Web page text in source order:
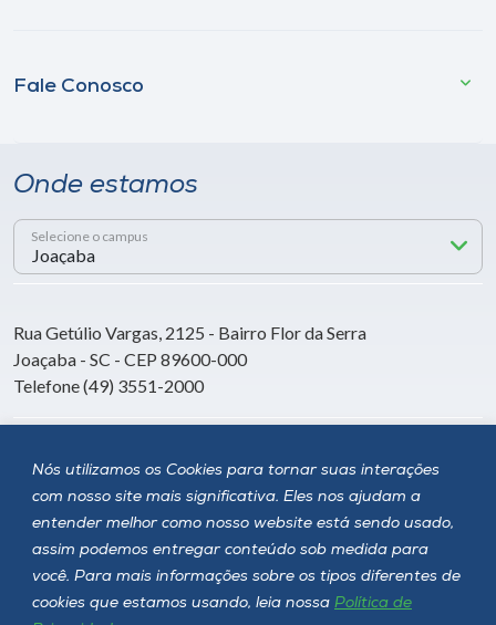
Nós utilizamos os Cookies para tornar suas interações
com nosso site mais significativa. Eles nos ajudam a
entender melhor como nosso website está sendo usado,
assim podemos entregar conteúdo sob medida para
você. Para mais informações sobre os tipos diferentes de
cookies que estamos usando, leia nossa Política de
Fale Conosco
Onde estamos
Selecione o campus
Rua Getúlio Vargas, 2125 - Bairro Flor da Serra
Joaçaba - SC - CEP 89600-000
Telefone (49) 3551-2000
Siga a Unoesc